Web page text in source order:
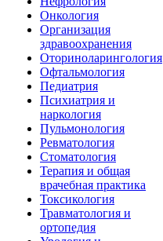
Онкология
Организация
здравоохранения
Оториноларингология
Офтальмология
Педиатрия
Психиатрия и
наркология
Пульмонология
Ревматология
Стоматология
Терапия и общая
врачебная практика
Токсикология
Травматология и
ортопедия